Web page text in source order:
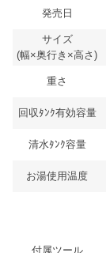
発売日
サイズ
(幅×奥行き×高さ)
重さ
回収ﾀﾝｸ有効容量
清水ﾀﾝｸ容量
お湯使用温度
付属ツール